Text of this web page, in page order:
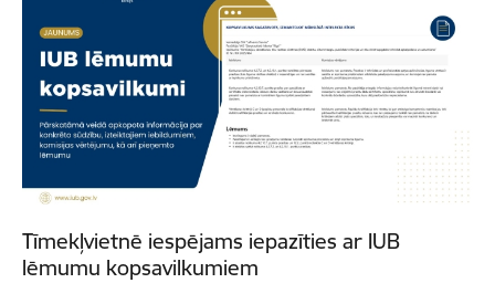
Tīmekļvietnē iespējams iepazīties ar IUB
lēmumu kopsavilkumiem